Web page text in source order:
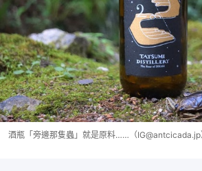
酒瓶「旁邊那隻蟲」就是原料……（IG@antcicada.jp